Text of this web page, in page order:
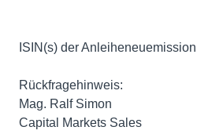
ISIN(s) der
Rückfragehinweis:
Mag. Ralf Simon
Capital Markets Sales